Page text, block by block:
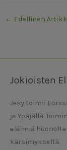
← Edellinen
Jokioisten
Jesy toimii
ja Ypäjällä.
eläimiä
kärsimykseltä.